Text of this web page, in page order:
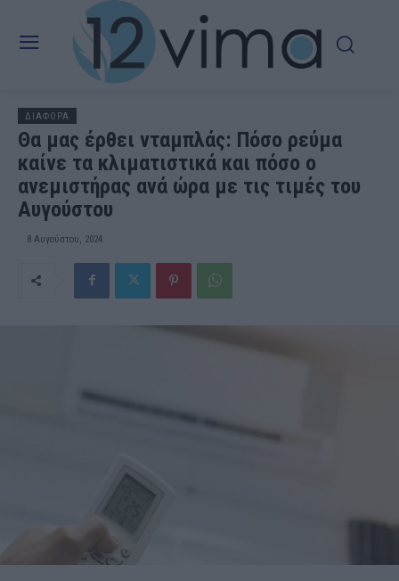
ΔΙΑΦΟΡΑ
Θα μας έρθει νταμπλάς: Πόσο ρεύμα
καίνε τα κλιματιστικά και πόσο ο
ανεμιστήρας ανά ώρα με τις τιμές του
Αυγούστου
8 Αυγούστου, 2024